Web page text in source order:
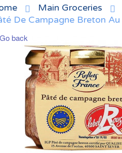
Main Groceries
De Campagne Breton